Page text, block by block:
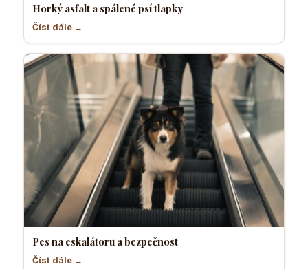
Horký asfalt a spálené psí tlapky
Číst dále →
Pes na eskalátoru a bezpečnost
Číst dále →